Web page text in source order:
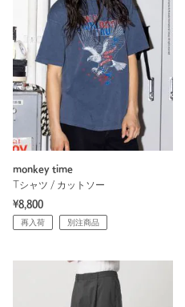
monkey time
Tシャツ / カットソー
¥8,800
再入荷 別注商品